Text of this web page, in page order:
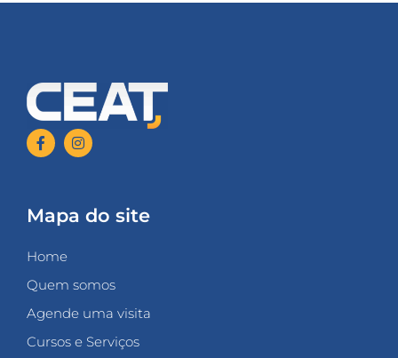
Mapa do site
Home
Quem somos
Agende uma visita
Cursos e Serviços